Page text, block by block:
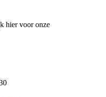
hier voor onze